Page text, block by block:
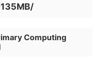
135MB/
Computing